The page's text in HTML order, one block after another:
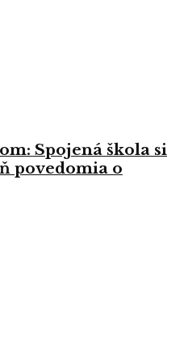
Spojená škola si
povedomia o